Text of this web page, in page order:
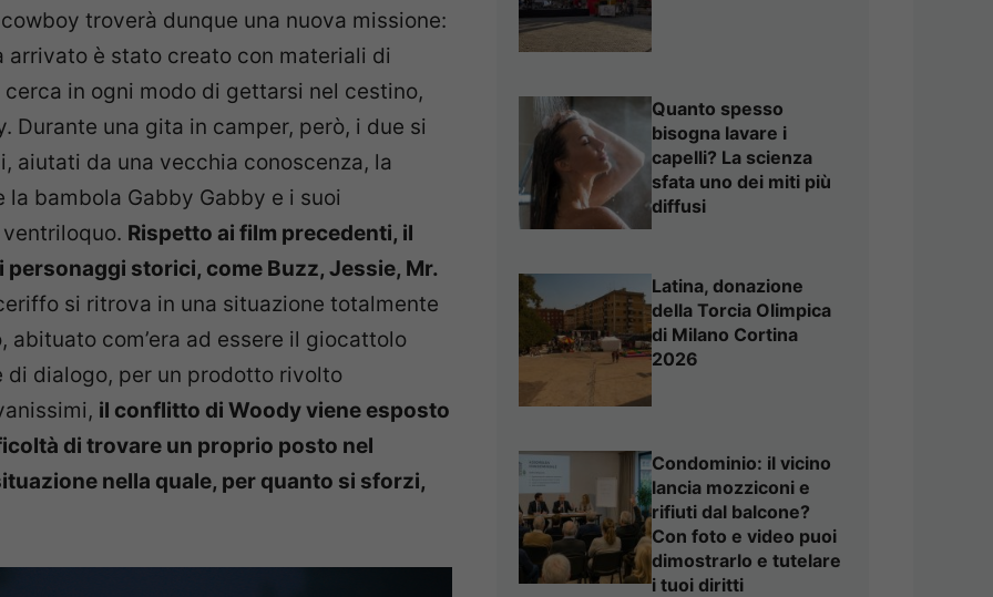
troverà dunque una nuova missione:
è stato creato con materiali di
in ogni modo di gettarsi nel cestino,
Durante una gita in camper, però, i due si
aiutati da una vecchia conoscenza, la
bambola Gabby Gabby e i suoi
Rispetto ai film precedenti, il
storici, come Buzz, Jessie, Mr.
si ritrova in una situazione totalmente
com’era ad essere il giocattolo
dialogo, per un prodotto rivolto
il conflitto di Woody viene esposto
di trovare un proprio posto nel
nella quale, per quanto si sforzi,
Quanto spesso
bisogna lavare i
capelli? La scienza
sfata uno dei miti più
diffusi
Latina, donazione
della Torcia Olimpica
di Milano Cortina
2026
Condominio: il vicino
lancia mozziconi e
rifiuti dal balcone?
Con foto e video puoi
dimostrarlo e tutelare
i tuoi diritti